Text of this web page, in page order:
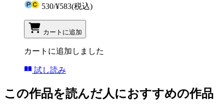
530/¥583(税込)
カートに追加
カートに追加しました
試し読み
この作品を読んだ人におすすめの作品